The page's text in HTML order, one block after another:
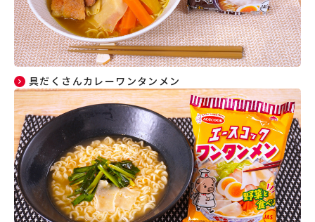
具だくさんカレーワンタンメン